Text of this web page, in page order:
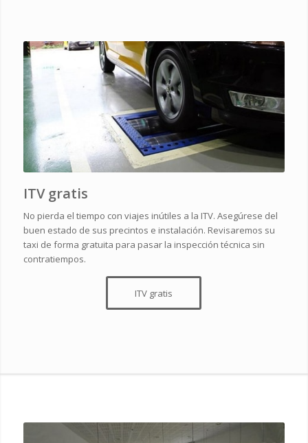
ITV gratis
No pierda el tiempo con viajes inútiles a la ITV. Asegúrese del
buen estado de sus precintos e instalación. Revisaremos su
taxi de forma gratuita para pasar la inspección técnica sin
contratiempos.
ITV gratis